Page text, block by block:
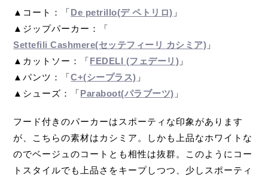
▲コート：「De petrillo(デ ペトリロ) 」
▲ジップパーカー：「
Settefili Cashmere(セッテフィーリ カシミア) 」
▲カットソー：「FEDELI (フェデーリ) 」
▲パンツ：「C+(シープラス) 」
▲シューズ：「Paraboot(パラブーツ) 」
フード付きのパーカーはスポーティな印象があります
が、こちらの素材はカシミア。しかも上品なホワイトな
のでベージュのコートとも相性は抜群。このようにコー
トスタイルでも上品さをキープしつつ、少しスポーティ